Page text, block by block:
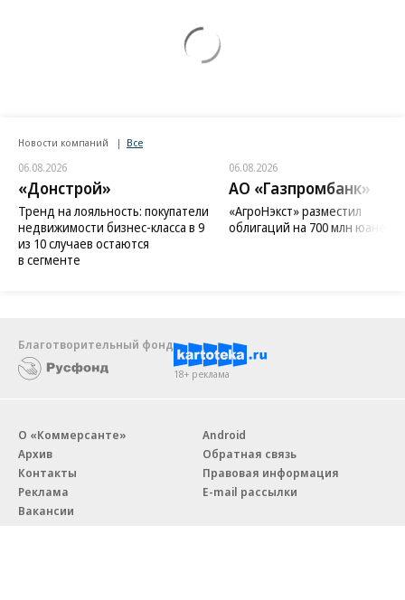
Новости компаний Все
06.08.2026
«Донстрой»
Тренд на лояльность: покупатели
недвижимости бизнес-класса в 9
из 10 случаев остаются
в сегменте
06.08.2026
АО «Газпромбанк»
«АгроНэкст» разместил
облигаций на 700 млн юаней
Благотворительный фонд
18+ реклама
О «Коммерсанте»
Архив
Контакты
Реклама
Вакансии
Android
Обратная связь
Правовая информация
E-mail рассылки